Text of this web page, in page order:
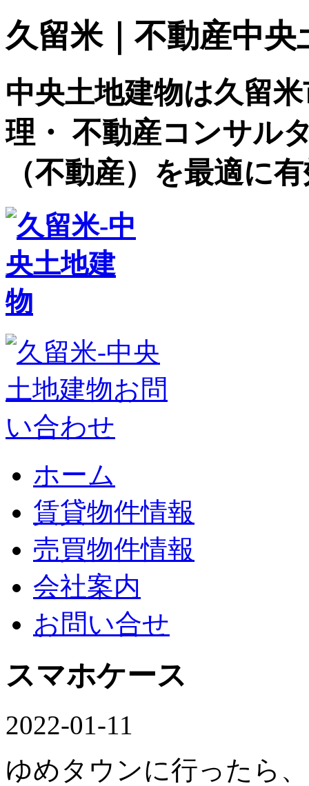
久留米｜不動産中
中央土地建物は久留
理・ 不動産コンサル
（不動産）を最適に
ホーム
賃貸物件情報
売買物件情報
会社案内
お問い合せ
スマホケース
2022-01-11
ゆめタウンに行ったら